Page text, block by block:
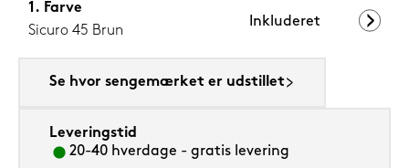
Farve
Sicuro 45 Brun
Inkluderet
Se hvor sengemærket er udstillet
Leveringstid
20-40 hverdage - gratis levering